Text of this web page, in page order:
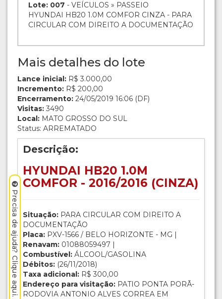
Lote: 007 - VEÍCULOS » PASSEIO
HYUNDAI HB20 1.0M COMFOR CINZA - PARA
CIRCULAR COM DIREITO A DOCUMENTAÇÃO
Mais detalhes do lote
Lance inicial: R$ 3.000,00
Incremento: R$ 200,00
Encerramento: 24/05/2019 16:06 (DF)
Visitas: 3490
Local: MATO GROSSO DO SUL
Status: ARREMATADO
Descrição:
HYUNDAI HB20 1.0M
COMFOR - 2016/2016 (CINZA)
Situação: PARA CIRCULAR COM DIREITO A
DOCUMENTAÇÃO
Placa: PXV-1566 / BELO HORIZONTE - MG |
Renavam: 01088059497 |
Combustível: ÁLCOOL/GASOLINA
Débitos: (26/11/2018)
Taxa adicional: R$ 300,00
Endereço para visitação: PATIO PONTA PORÃ-
RODOVIA ANTONIO ALVES CORREA EM
Precisa de ajuda? Clique aqui.